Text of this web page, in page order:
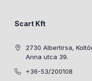
Scart Kft
2730 Albertirsa, Koltói
Anna utca 39.
+36-53/200108